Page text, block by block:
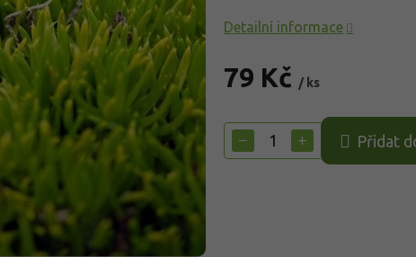
79 Kč / ks
cena:
+
− Přidat
Detailní informace